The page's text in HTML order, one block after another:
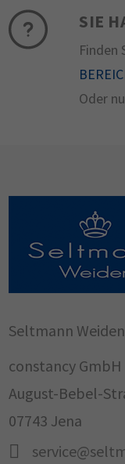
SIE
Finden
Oder
Seltmann
constancy GmbH
August-Bebel-
07743 Jena